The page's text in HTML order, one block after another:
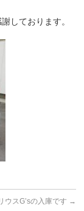
しております。
スG’sの入庫です →